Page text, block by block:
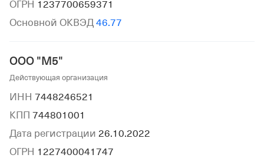
ОГРН 1237700659371
Основной ОКВЭД 46.77
ООО "М5"
Действующая организация
ИНН 7448246521
КПП 744801001
Дата регистрации 26.10.2022
ОГРН 1227400041747